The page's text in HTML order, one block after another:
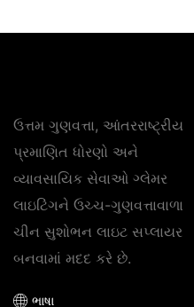
ઉત્તમ ગુણવત્તા, આંતરરાષ્ટ્રીય
પ્રમાણિત ધોરણો અને
વ્યાવસાયિક સેવાઓ ગ્લેમર
લાઇટિંગને ઉચ્ચ-ગુણવત્તાવાળા
ચીન સુશોભન લાઇટ સપ્લાયર
બનવામાં મદદ કરે છે.
ભાષા